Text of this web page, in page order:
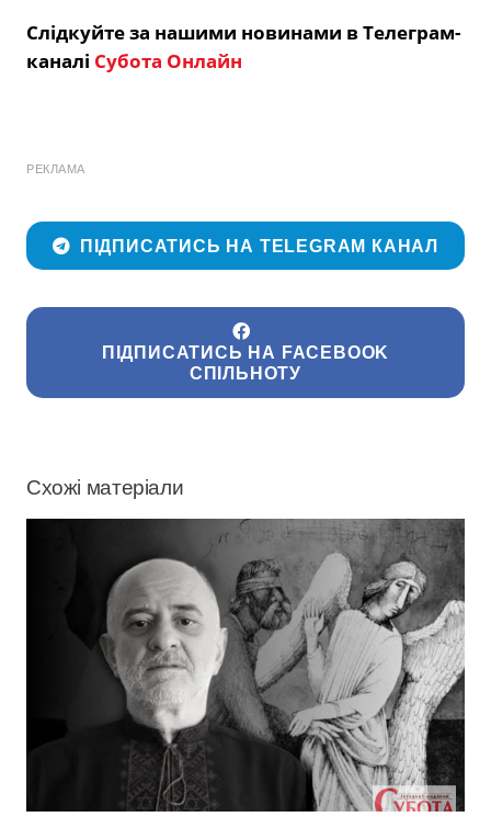
Слідкуйте за нашими новинами в Телеграм-
каналі Субота Онлайн
РЕКЛАМА
ПІДПИСАТИСЬ НА TELEGRAM КАНАЛ
ПІДПИСАТИСЬ НА FACEBOOK
СПІЛЬНОТУ
Схожі матеріали